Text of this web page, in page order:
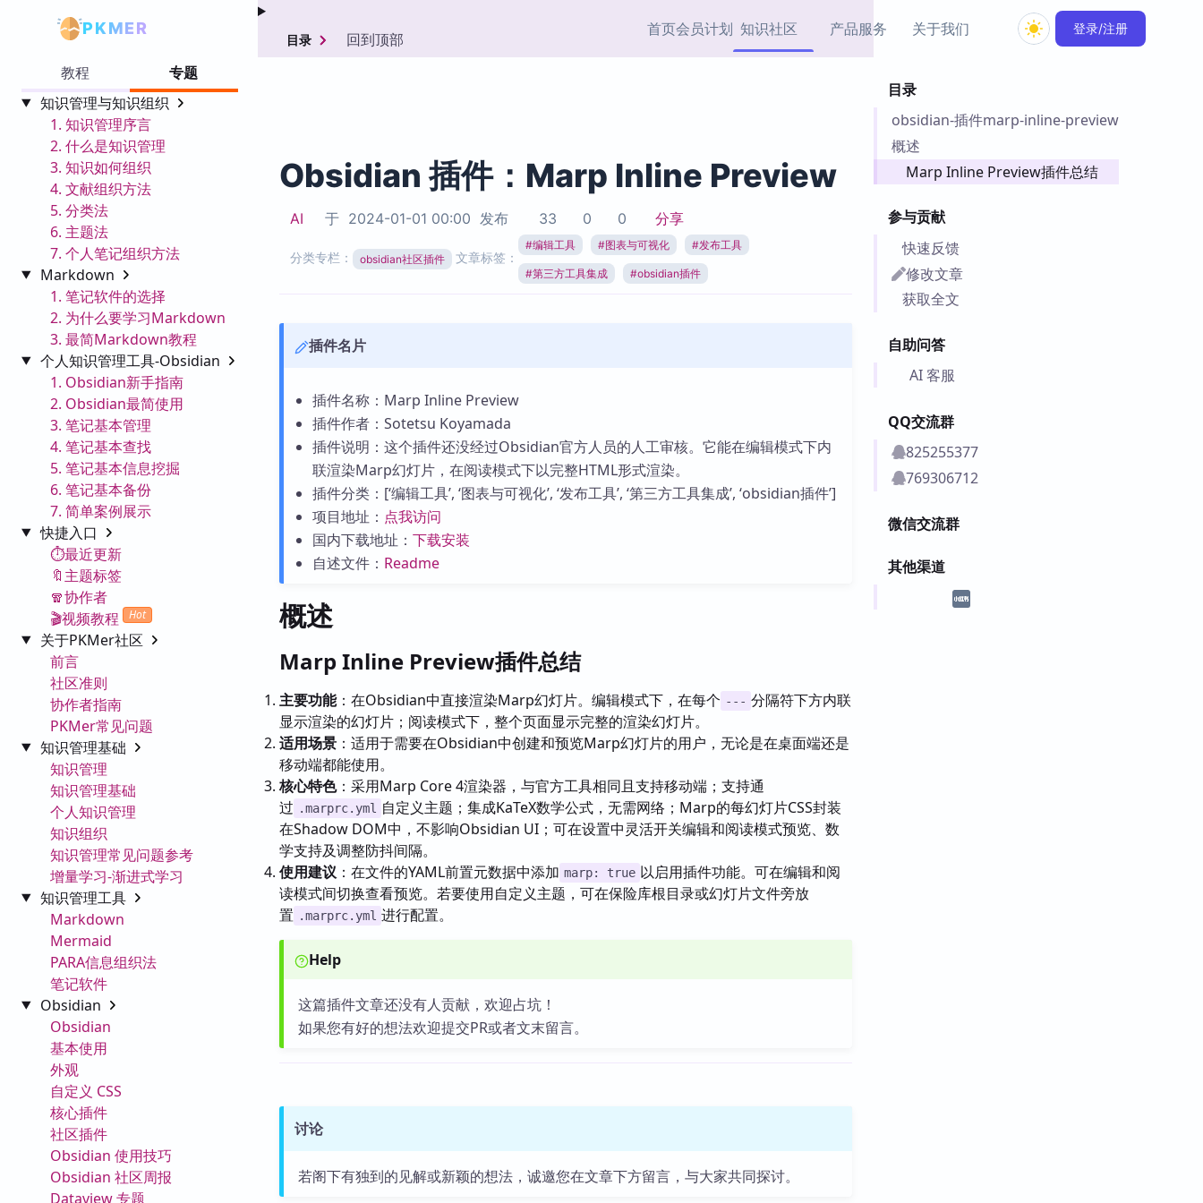
PKMER 首页会员计划 知识社区
协作者
热门链接
Zotero 专题
产品服务
加速访问 Obsidian 官方
市场
Zotero 插件
Obsidian 思维导图插件
PKMer 出品的闪念笔记
Obsidian 教程
关于我们 登录/注册
教程
专题
知识管理与知识组织
1. 知识管理序言
2. 什么是知识管理
3. 知识如何组织
4. 文献组织方法
5. 分类法
6. 主题法
7. 个人笔记组织方法
Markdown
1. 笔记软件的选择
2. 为什么要学习Markdown
3. 最简Markdown教程
个人知识管理工具-Obsidian
1. Obsidian新手指南
2. Obsidian最简使用
3. 笔记基本管理
4. 笔记基本查找
5. 笔记基本信息挖掘
6. 笔记基本备份
7. 简单案例展示
快捷入口
⏱️最近更新
🔖主题标签
🧣协作者
🎬视频教程
Hot
关于PKMer社区
前言
社区准则
协作者指南
PKMer常见问题
知识管理基础
知识管理
知识管理基础
个人知识管理
知识组织
知识管理常见问题参考
增量学习-渐进式学习
知识管理工具
Markdown
Mermaid
PARA信息组织法
笔记软件
Obsidian
Obsidian
基本使用
外观
自定义 CSS
核心插件
社区插件
Obsidian 使用技巧
Obsidian 社区周报
Dataview 专题
目录
obsidian-插件marp-inline-preview
概述
Marp Inline Preview插件总结
参与贡献
快速反馈
修改文章
获取全文
自助问答
AI 客服
QQ交流群
825255377
769306712
微信交流群
其他渠道
目录 回到顶部
Obsidian 插件：Marp Inline Preview
AI 于 2024-01-01 00:00 发布 33 0 0 分享
分类专栏： obsidian社区插件 文章标签：
#编辑工具 #图表与可视化 #发布工具
#第三方工具集成 #obsidian插件
插件名片
插件名称：Marp Inline Preview
插件作者：Sotetsu Koyamada
插件说明：这个插件还没经过Obsidian官方人员的人工审核。它能在编辑模式下内
联渲染Marp幻灯片，在阅读模式下以完整HTML形式渲染。
插件分类：[‘编辑工具’, ‘图表与可视化’, ‘发布工具’, ‘第三方工具集成’, ‘obsidian插件’]
项目地址： 点我访问
国内下载地址： 下载安装
自述文件： Readme
概述
Marp Inline Preview插件总结
主要功能：在Obsidian中直接渲染Marp幻灯片。编辑模式下，在每个 --- 分隔符下方内联
显示渲染的幻灯片；阅读模式下，整个页面显示完整的渲染幻灯片。
适用场景 ：适用于需要在Obsidian中创建和预览Marp幻灯片的用户，无论是在桌面端还是
移动端都能使用。
核心特色：采用Marp Core 4渲染器，与官方工具相同且支持移动端；支持通
过 .marprc.yml
自定义主题；集成KaTeX数学公式，无需网络；Marp的每幻灯片CSS封装
在Shadow DOM中，不影响Obsidian UI；可在设置中灵活开关编辑和阅读模式预览、数
学支持及调整防抖间隔。
使用建议 ：在文件的YAML前置元数据中添加 marp: true 以启用插件功能。可在编辑和阅
读模式间切换查看预览。若要使用自定义主题，可在保险库根目录或幻灯片文件旁放
置 .marprc.yml 进行配置。
Help
这篇插件文章还没有人贡献，欢迎占坑！
如果您有好的想法欢迎提交PR或者文末留言。
讨论
若阁下有独到的见解或新颖的想法，诚邀您在文章下方留言，与大家共同探讨。